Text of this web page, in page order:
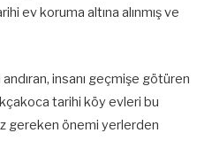
ev koruma altına alınmış ve
insanı geçmişe götüren
tarihi köy evleri bu
gereken önemi yerlerden